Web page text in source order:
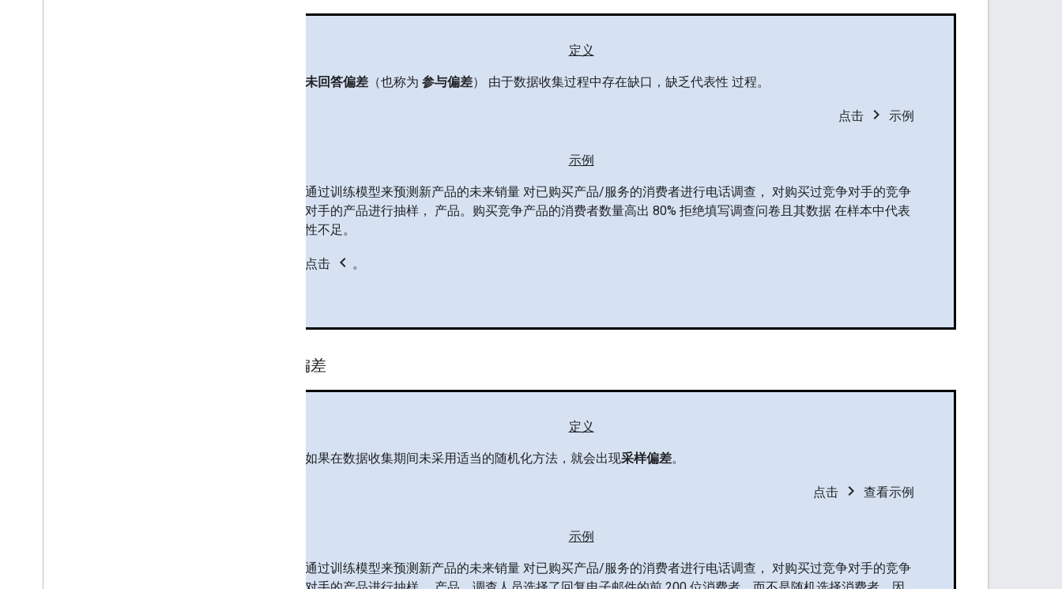
定义
未回答偏差 （也称为 参与偏差） 由于数据收集过程中存在缺口，缺乏代表性 过程。
点击 chevron_right 示例
示例
通过训练模型来预测新产品的未来销量 对已购买产品/服务的消费者进行电话调查， 对购买过竞争对手的竞争
对手的产品进行抽样， 产品。购买竞争产品的消费者数量高出 80% 拒绝填写调查问卷且其数据 在样本中代表
性不足。
点击 chevron_left 。
采样偏差
定义
如果在数据收集期间未采用适当的随机化方法，就会出现采样偏差。
点击 chevron_right 查看示例
示例
通过训练模型来预测新产品的未来销量 对已购买产品/服务的消费者进行电话调查， 对购买过竞争对手的竞争